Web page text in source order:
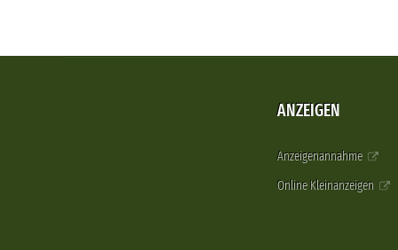
ANZEIGEN
Anzeigenannahme
Online Kleinanzeigen